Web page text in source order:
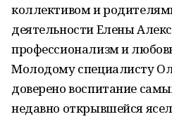
коллективом и
деятельности Елены
профессионализм и
Молодому специалисту
доверено воспитание
недавно открывшейся